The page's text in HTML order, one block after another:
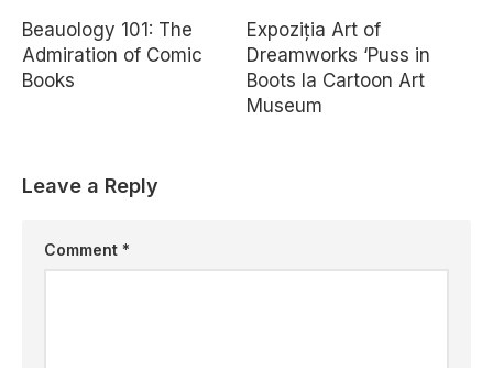
Beauology 101: The
Admiration of Comic
Books
Expoziția Art of
Dreamworks ‘Puss in
Boots la Cartoon Art
Museum
Leave a Reply
Comment *